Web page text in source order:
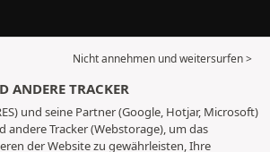
Nicht annehmen und weitersurfen >
ANDERE TRACKER
und seine Partner (Google, Hotjar, Microsoft)
andere Tracker (Webstorage), um das
der Website zu gewährleisten, Ihre